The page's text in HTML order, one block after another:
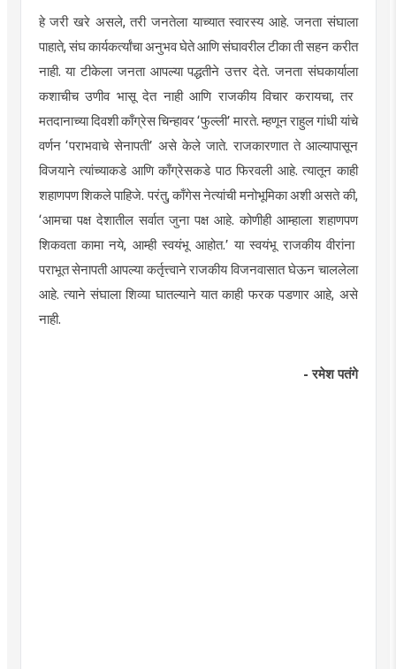
हे जरी खरे असले, तरी जनतेला याच्यात स्वारस्य आहे. जनता संघाला
पाहाते, संघ कार्यकर्त्यांचा अनुभव घेते आणि संघावरील टीका ती सहन करीत
नाही. या टीकेला जनता आपल्या पद्धतीने उत्तर देते. जनतासंघकार्याला
कशाचीचउणीवभासू देत नाही आणि राजकीय विचार करायचा, तर
मतदानाच्या दिवशी काँग्रेस चिन्हावर ‘फुल्ली’ मारते. म्हणून राहुल गांधी यांचे
वर्णन ‘पराभवाचे सेनापती’ असे केले जाते. राजकारणात ते आल्यापासून
विजयाने त्यांच्याकडे आणिकाँग्रेसकडेपाठफिरवलीआहे. त्यातून काही
शहाणपणशिकले पाहिजे. परंतु,काँगेसनेत्यांची मनोभूमिका अशी असते की,
‘आमचा पक्ष देशातील सर्वात जुना पक्ष आहे. कोणीही आम्हालाशहाणपण
शिकवता कामा नये, आम्ही स्वयंभू आहोत.’ या स्वयंभू राजकीय वीरांना
पराभूत सेनापती आपल्याकर्तृत्त्वानेराजकीयविजनवासातघेऊन चाललेला
आहे. त्याने संघाला शिव्याघातल्यानेयात काही फरक पडणार आहे, असे
नाही.
- रमेश पतंगे